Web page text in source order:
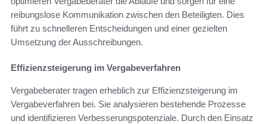
reibungslose Kommunikation zwischen den Beteiligten. Dies
führt zu schnelleren Entscheidungen und einer gezielten
Umsetzung der Ausschreibungen.
Effizienzsteigerung im Vergabeverfahren
Vergabeberater tragen erheblich zur Effizienzsteigerung im
Vergabeverfahren bei. Sie analysieren bestehende Prozesse
und identifizieren Verbesserungspotenziale. Durch den Einsatz